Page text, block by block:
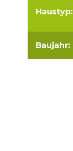
Haustyp:
Baujahr: